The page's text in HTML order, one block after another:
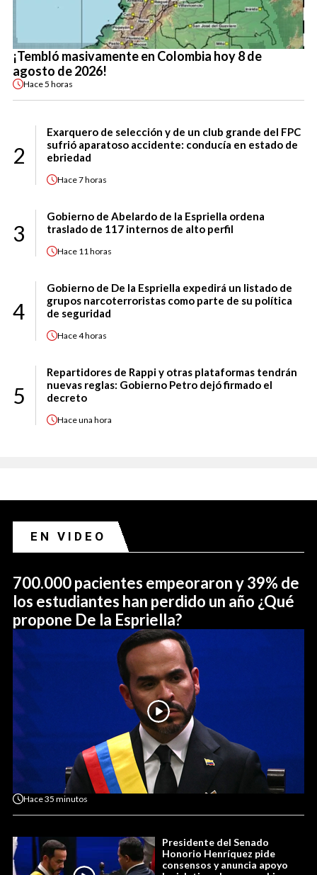
¡Tembló masivamente en Colombia hoy 8 de
agosto de 2026!
Hace5 horas
2
Exarquero de selección y de un club grande del FPC
sufrió aparatoso accidente: conducía en estado de
ebriedad
Hace7 horas
3
Gobierno de Abelardo de la Espriella ordena
traslado de 117 internos de alto perfil
Hace 11 horas
4
Gobierno de De la Espriella expedirá un listado de
grupos narcoterroristas como parte de su política
de seguridad
Hace4 horas
5
Repartidores de Rappi y otras plataformas tendrán
nuevas reglas: Gobierno Petro dejó firmado el
decreto
Haceuna hora
EN VIDEO
700.000 pacientes empeoraron y 39% de
los estudiantes han perdido un año ¿Qué
propone De la Espriella?
Hace35 minutos
Presidente del Senado
Honorio Henríquez pide
consensos y anuncia apoyo